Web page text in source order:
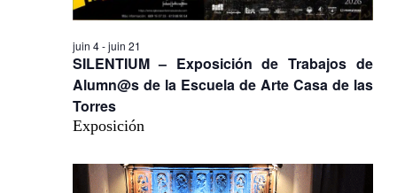
SILENTIUM – Exposición de Trabajos de
Alumn@s de la Escuela de Arte Casa de las
Torres
juin 4-juin 21
Exposición